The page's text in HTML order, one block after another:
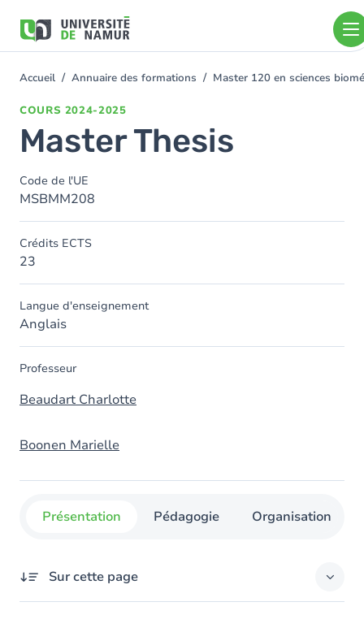
contenu
You
Accueil Annuaire des formations Master 120 en sciences
COURS 2024-2025
Master Thesis
Code de l'UE
MSBMM208
Crédits ECTS
23
Langue d'enseignement
Anglais
Professeur
Beaudart Charlotte
Boonen Marielle
Présentation Pédagogie Organisation
Sur cette page